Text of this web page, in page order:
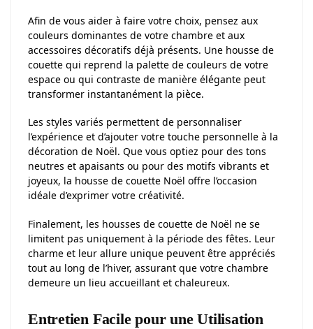
Afin de vous aider à faire votre choix, pensez aux
couleurs dominantes de votre chambre et aux
accessoires décoratifs déjà présents. Une housse de
couette qui reprend la palette de couleurs de votre
espace ou qui contraste de manière élégante peut
transformer instantanément la pièce.
Les styles variés permettent de personnaliser
l’expérience et d’ajouter votre touche personnelle à la
décoration de Noël. Que vous optiez pour des tons
neutres et apaisants ou pour des motifs vibrants et
joyeux, la housse de couette Noël offre l’occasion
idéale d’exprimer votre créativité.
Finalement, les housses de couette de Noël ne se
limitent pas uniquement à la période des fêtes. Leur
charme et leur allure unique peuvent être appréciés
tout au long de l’hiver, assurant que votre chambre
demeure un lieu accueillant et chaleureux.
Entretien Facile pour une Utilisation